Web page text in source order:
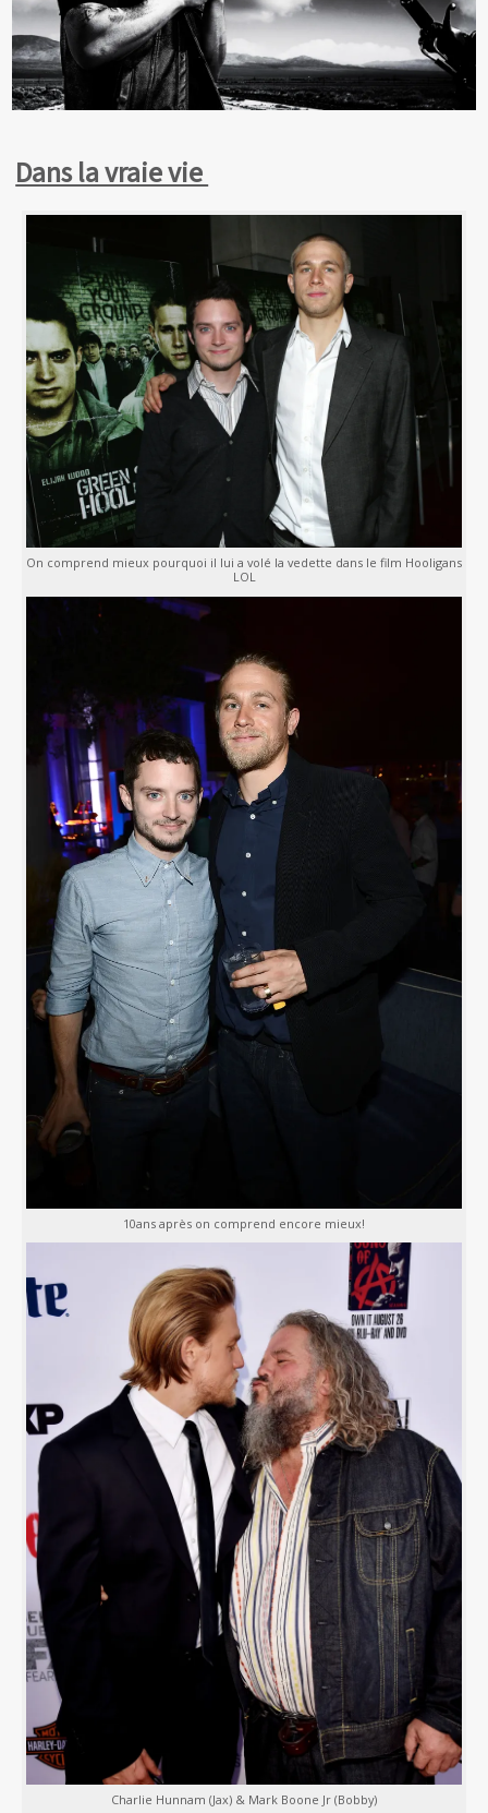
Dans la vraie vie
On comprend mieux pourquoi il lui a volé la vedette dans le film Hooligans
LOL
10ans après on comprend encore mieux!
Charlie Hunnam (Jax) & Mark Boone Jr (Bobby)